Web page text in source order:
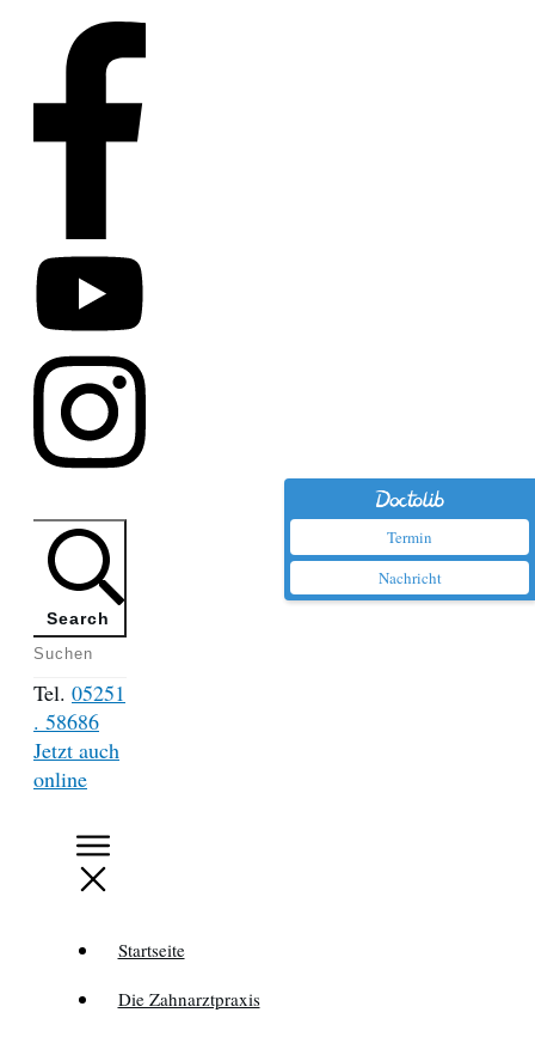
Termin
Nachricht
Search
Tel. 05251
. 58686
Jetzt auch
online
Startseite
Die Zahnarztpraxis